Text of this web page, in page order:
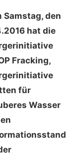
Samstag, den
hat die
Fracking,
für
Wasser